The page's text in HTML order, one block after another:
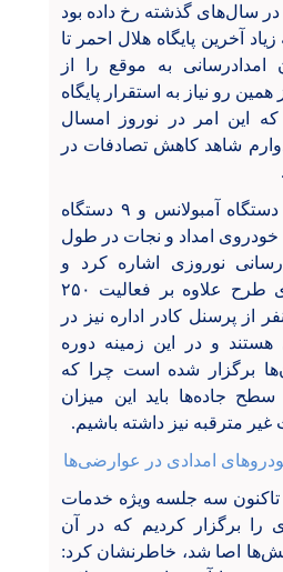
سال‌های گذشته رخ داده بود
آخرین پایگاه هلال احمر تا
به موقع را از
رو نیاز به استقرار پایگاه
این امر در نوروز امسال
شاهد کاهش تصادفات در
دستگاه آمبولانس و ۹ دستگاه
خودروی امداد و نجات در طول
نوروزی اشاره کرد و
گفت: در طول اجرای طرح علاوه بر فعالیت ۲۵۰
نیروی داوطلب ۱۱۰ نفر از پرسنل کادر اداره نیز در
و در این زمینه دوره
برگزار شده است چرا که
سطح جاده‌ها باید این میزان
غیر مترقبه نیز داشته باشیم.
خودروهای امدادی در عوارضی‌ها
تاکنون سه جلسه ویژه خدمات
را برگزار کردیم که در آن
اصا شد، خاطرنشان کرد: